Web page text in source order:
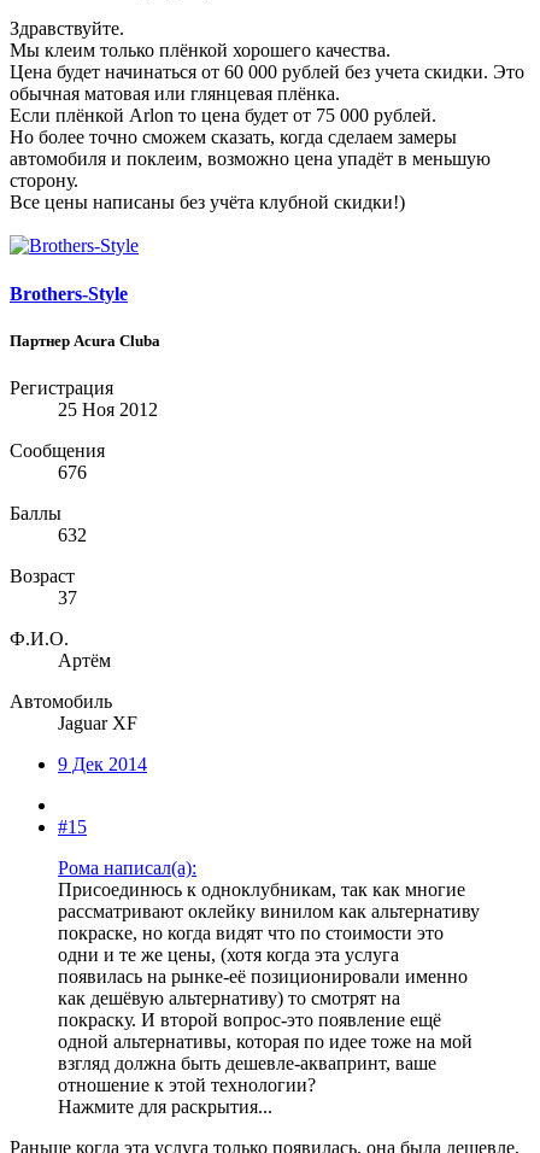
Здравствуйте.
Мы клеим только плёнкой хорошего качества.
Цена будет начинаться от 60 000 рублей без учета скидки. Это
обычная матовая или глянцевая плёнка.
Если плёнкой Arlon то цена будет от 75 000 рублей.
Но более точно сможем сказать, когда сделаем замеры
автомобиля и поклеим, возможно цена упадёт в меньшую
сторону.
Все цены написаны без учёта клубной скидки!)
Brothers-Style
Партнер Acura Clubа
Регистрация
25 Ноя 2012
Сообщения
676
Баллы
632
Возраст
37
Ф.И.О.
Артём
Автомобиль
Jaguar XF
9 Дек 2014
#15
Рома написал(а):
Присоединюсь к одноклубникам, так как многие
рассматривают оклейку винилом как альтернативу
покраске, но когда видят что по стоимости это
одни и те же цены, (хотя когда эта услуга
появилась на рынке-её позиционировали именно
как дешёвую альтернативу) то смотрят на
покраску. И второй вопрос-это появление ещё
одной альтернативы, которая по идее тоже на мой
взгляд должна быть дешевле-аквапринт, ваше
отношение к этой технологии?
Нажмите для раскрытия...
Раньше когда эта услуга только появилась, она была дешевле,